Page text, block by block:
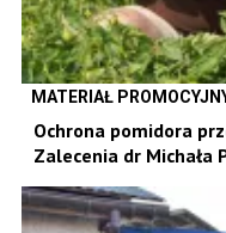
MATERIAŁ
Ochrona pomidora
Zalecenia dr Michała